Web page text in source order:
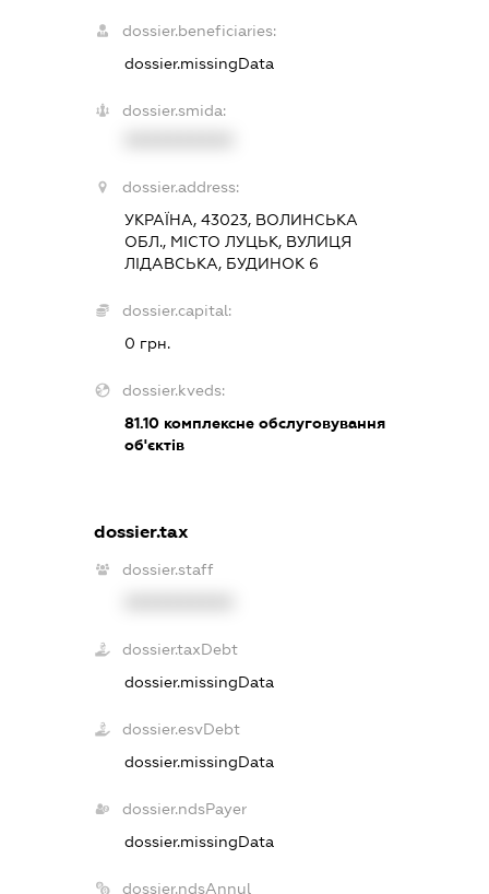
dossier.beneficiaries:
dossier.missingData
dossier.smida:
dossier.address:
УКРАЇНА, 43023, ВОЛИНСЬКА
ОБЛ., МІСТО ЛУЦЬК, ВУЛИЦЯ
ЛІДАВСЬКА, БУДИНОК 6
dossier.capital:
0 грн.
dossier.kveds:
81.10 комплексне обслуговування
об'єктів
dossier.tax
dossier.staff
dossier.taxDebt
dossier.missingData
dossier.esvDebt
dossier.missingData
dossier.ndsPayer
dossier.missingData
dossier.ndsAnnul